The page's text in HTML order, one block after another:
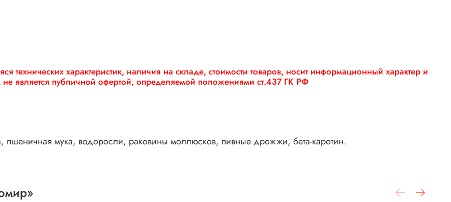
технических характеристик, наличия на складе, стоимости товаров, носит информационный характер и
не является публичной офертой, определяемой положениями ст.437 ГК РФ
пшеничная мука, водоросли, раковины моллюсков, пивные дрожжи, бета-каротин.